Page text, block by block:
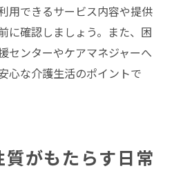
用できるサービス内容や提供
に確認しましょう。また、困
センターやケアマネジャーへ
心な介護生活のポイントで
がもたらす日常